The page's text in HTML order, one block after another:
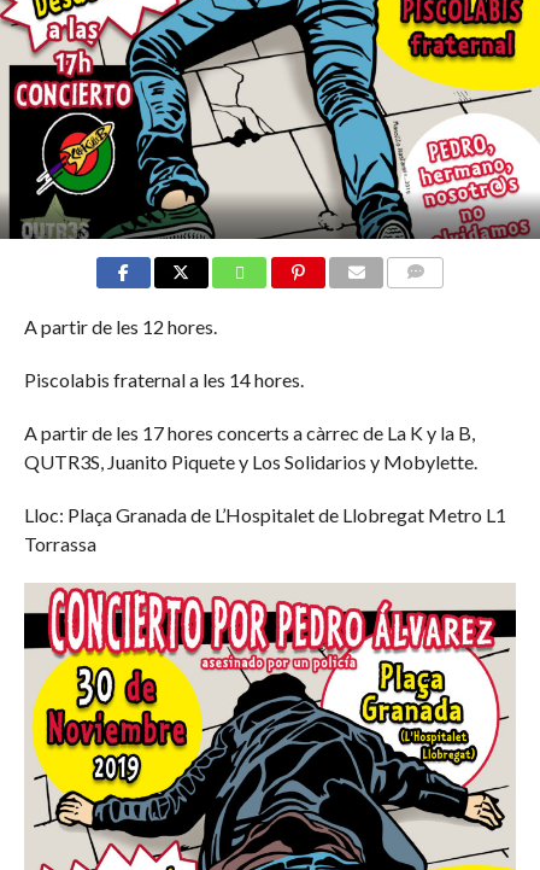
A partir de les 12 hores.
Piscolabis fraternal a les 14 hores.
A partir de les 17 hores concerts a càrrec de La K y la B,
QUTR3S, Juanito Piquete y Los Solidarios y Mobylette.
Lloc: Plaça Granada de L’Hospitalet de Llobregat Metro L1
Torrassa